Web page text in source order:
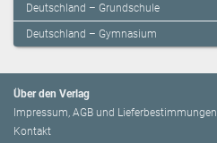
Deutschland – Grundschule
Deutschland – Gymnasium
Über den Verlag
Impressum, AGB und Lieferbestimmungen
Kontakt